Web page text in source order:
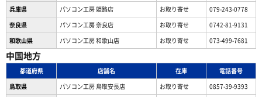
兵庫県
パソコン工房 姫路店 お取り寄せ
079-243-0778
奈良県
パソコン工房 奈良店 お取り寄せ
0742-81-9131
和歌山県
パソコン工房 和歌山店 お取り寄せ 073-499-7681
中国地方
都道府県 店舗名 在庫
電話番号
鳥取県
パソコン工房 鳥取安長店 お取り寄せ
0857-39-9393